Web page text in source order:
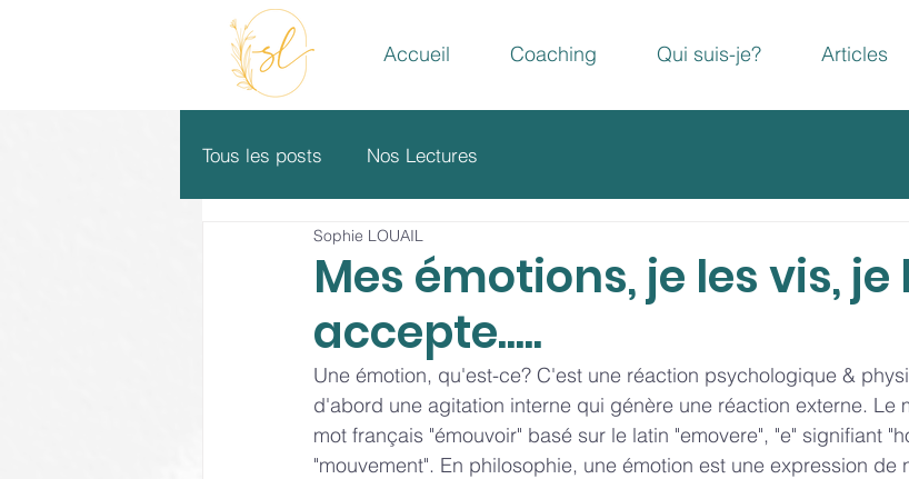
Accueil Coaching Qui suis-je? Articles
Tous les posts Nos Lectures
Mes émotions, je les vis, je
accepte.....
Sophie LOUAIL
Une émotion, qu'est-ce? C'est une réaction psychologique &
d'abord une agitation interne qui génère une réaction externe. Le
mot français "émouvoir" basé sur le latin "emovere", "e" signifiant
"mouvement". En philosophie, une émotion est une expression de